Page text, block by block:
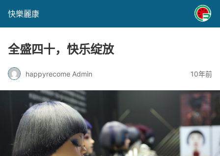
快樂麗康
全盛四十，快乐绽放
happyrecome Admin 10年前